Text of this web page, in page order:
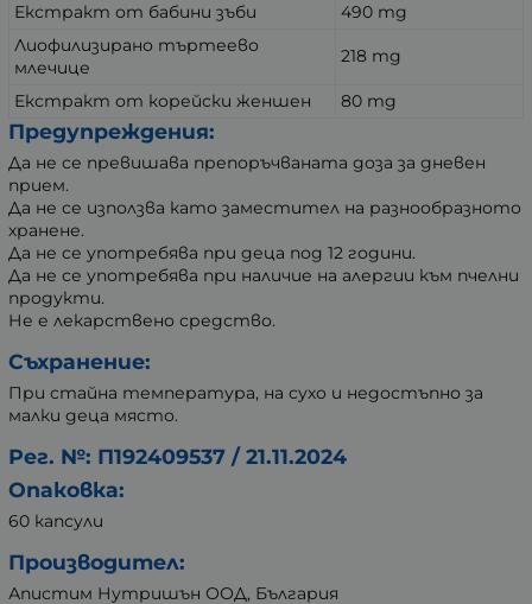
Екстракт от бабини зъби
490 mg
Лиофилизирано търтеево
млечице
218 mg
Екстракт от корейски женшен 80 mg
Предупреждения:
Да не се превишава препоръчваната доза за дневен
прием.
Да не се използва като заместител на разнообразното
хранене.
Да не се употребява при деца под 12 години.
Да не се употребява при наличие на алергии към пчелни
продукти.
Не е лекарствено средство.
Съхранение:
При стайна температура, на сухо и недостъпно за
малки деца място.
Рег. №: П192409537 / 21.11.2024
Опаковка:
60 капсули
Производител:
Апистим Нутришън ООД, България